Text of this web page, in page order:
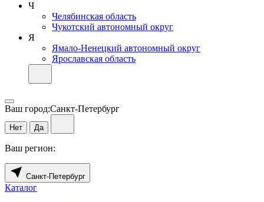
Ч
Челябинская область
Чукотский автономный округ
Я
Ямало-Ненецкий автономный округ
Ярославская область
Ваш город:Санкт-Петербург
Нет Да
Ваш регион:
Санкт-Петербург
Каталог